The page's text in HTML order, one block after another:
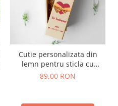
Cutie personalizata din
lemn pentru sticla cu
mesajul "Mereu impreuna,
89,00 RON